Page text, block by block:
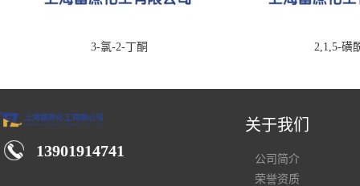
3-氯-2-丁酮 2,1,5-磺
13901914741
关于我们
公司简介
荣誉资质